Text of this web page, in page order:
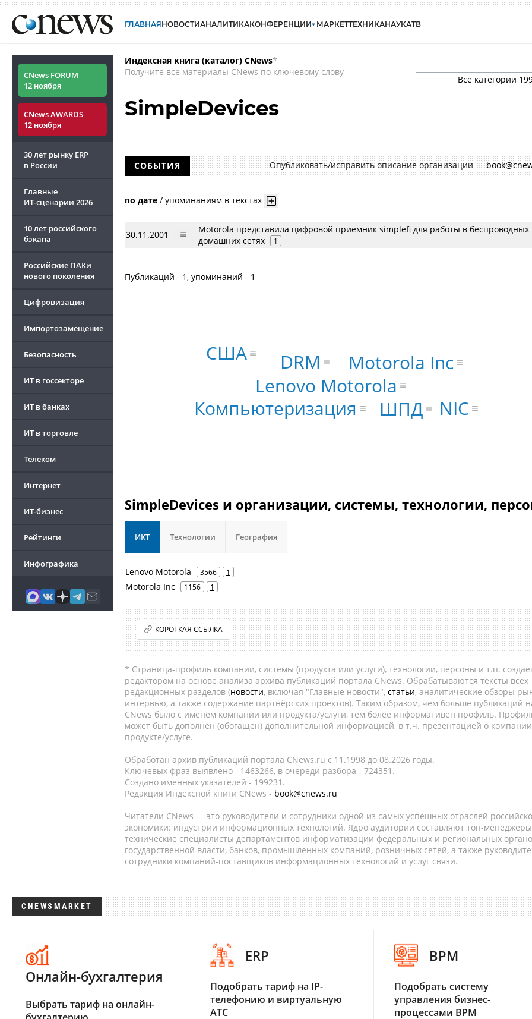
ГЛАВНАЯНОВОСТИАНАЛИТИКАКОНФЕРЕНЦИИ МАРКЕТТЕХНИКАНАУКАТВ
CNews FORUM
12 ноября
CNews AWARDS
12 ноября
30 лет рынку ERP
в России
Главные
ИТ-сценарии 2026
10 лет российского
бэкапа
Российские ПАКи
нового поколения
Цифровизация
Импортозамещение
Безопасность
ИТ в госсекторе
ИТ в банках
ИТ в торговле
Телеком
Интернет
ИТ-бизнес
Рейтинги
Инфографика
Индексная книга (каталог) CNews*
Получите все материалы CNews по ключевому слову
Все категории
SimpleDevices
СОБЫТИЯ Опубликовать/исправить описание организации —
по дате / упоминаниям в текстах
30.11.2001
Motorola представила цифровой приёмник simplefi для работы в беспроводных
домашних сетях
1
Публикаций - 1, упоминаний - 1
Lenovo Motorola
Motorola Inc
DRM
Компьютеризация
ШПД NIC
США
SimpleDevices и организации, системы, технологии,
ИКТ Технологии География
Lenovo Motorola 3566 1
Motorola Inc 1156 1
КОРОТКАЯ ССЫЛКА
* Страница-профиль компании, системы (продукта или услуги), технологии, персоны и т.п.
редактором на основе анализа архива публикаций портала CNews. Обрабатываются тексты всех
редакционных разделов (новости, включая "Главные новости", статьи, аналитические обзоры
интервью, а также содержание партнёрских проектов). Таким образом, чем больше публикаций
CNews было с именем компании или продукта/услуги, тем более информативен профиль.
может быть дополнен (обогащен) дополнительной информацией, в т.ч. презентацией о
продукте/услуге.
Обработан архив публикаций портала CNews.ru c 11.1998 до 08.2026 годы.
Ключевых фраз выявлено - 1463266, в очереди разбора - 724351.
Создано именных указателей - 199231.
Редакция Индексной книги CNews - book@cnews.ru
Читатели CNews — это руководители и сотрудники одной из самых успешных отраслей
экономики: индустрии информационных технологий. Ядро аудитории составляют топ-
технические специалисты департаментов информатизации федеральных и региональных
государственной власти, банков, промышленных компаний, розничных сетей, а также
сотрудники компаний-поставщиков информационных технологий и услуг связи.
CNEWSMARKET
Онлайн-бухгалтерия
Выбрать тариф на онлайн-
ERP
Подобрать тариф на IP-
телефонию и виртуальную
АТС
BPM
Подобрать систему
управления бизнес-
процессами BPM